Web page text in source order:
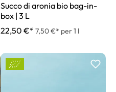
Succo di aronia bio bag-in-
box | 3 L
22,50 €* 7,50 €* per 1 l